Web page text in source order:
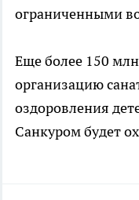
ограниченными
Еще более 150
организацию
оздоровления
Санкуром будет